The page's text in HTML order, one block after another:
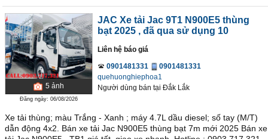
5 ảnh
Đăng ngày: 06/08/2026
JAC Xe tải Jac 9T1 N900E5 thùng
bạt 2025 , đã qua sử dụng 10
Liên hệ báo giá
0901481331
0901481331
quehuonghiephoa1
Người dùng bán tại Ðắk Lắk
Xe tải thùng; màu Trắng - Xanh ; máy 4.7L dầu diesel; số tay (M/T)
dẫn động 4x2. Bán xe tải Jac N900E5 thùng bạt 7m mới 2025 Bán xe